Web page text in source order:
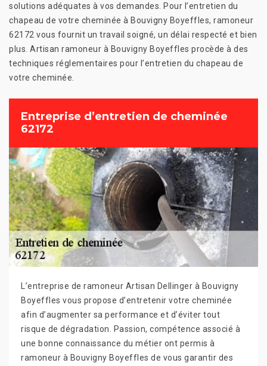
solutions adéquates à vos demandes. Pour l’entretien du
chapeau de votre cheminée à Bouvigny Boyeffles, ramoneur
62172 vous fournit un travail soigné, un délai respecté et bien
plus. Artisan ramoneur à Bouvigny Boyeffles procède à des
techniques réglementaires pour l’entretien du chapeau de
votre cheminée.
Entreprise d’entretien de cheminée
62172
L’entreprise de ramoneur Artisan Dellinger à Bouvigny
Boyeffles vous propose d’entretenir votre cheminée
afin d’augmenter sa performance et d’éviter tout
risque de dégradation. Passion, compétence associé à
une bonne connaissance du métier ont permis à
ramoneur à Bouvigny Boyeffles de vous garantir des